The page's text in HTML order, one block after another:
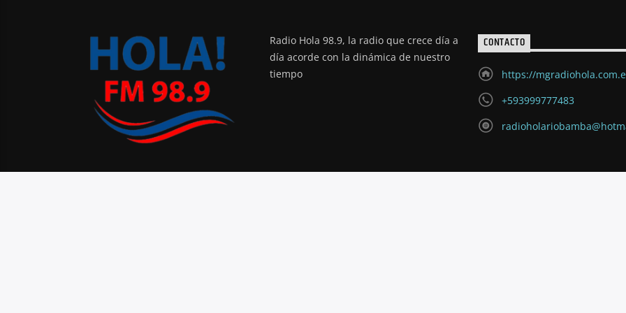
Radio Hola 98.9, la radio que crece día a
día acorde con la dinámica de nuestro
tiempo
CONTACTO
https://
+593999777483